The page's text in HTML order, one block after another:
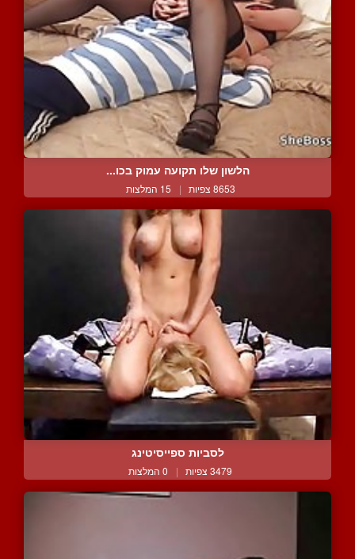
הלשון שלו תקועה עמוק בכו...
8653 צפיות | 15 המלצות
לסביות ספייסיטינג
3479 צפיות | 0 המלצות